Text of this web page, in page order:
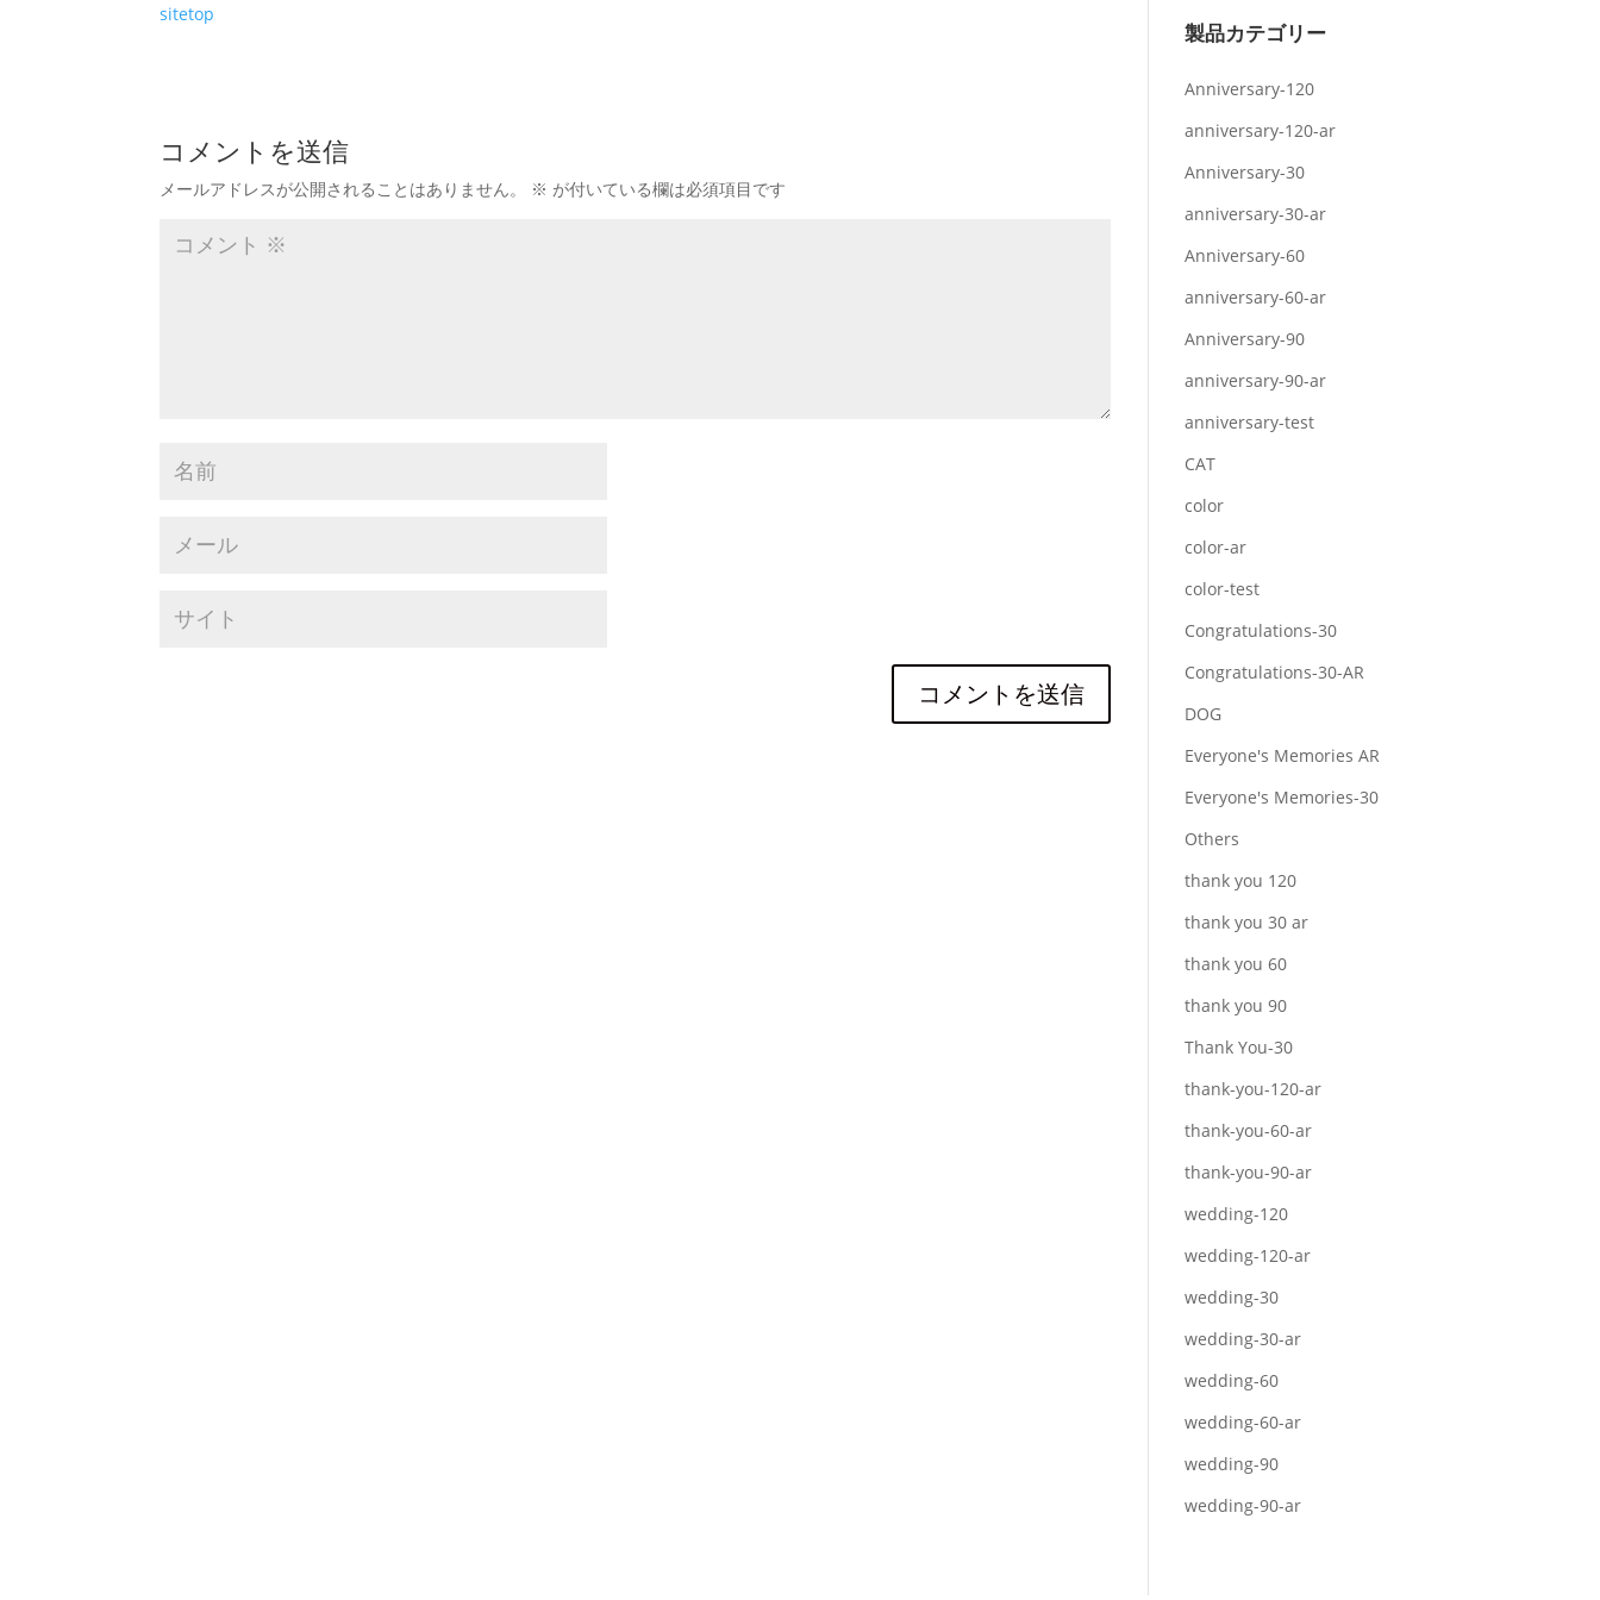
sitetop
コメントを送信
メールアドレスが公開されることはありません。 ※ が付いている欄は必須項目です
製品カテゴリー
Anniversary-120
anniversary-120-ar
Anniversary-30
anniversary-30-ar
Anniversary-60
anniversary-60-ar
Anniversary-90
anniversary-90-ar
anniversary-test
CAT
color
color-ar
color-test
Congratulations-30
Congratulations-30-AR
DOG
Everyone's Memories AR
Everyone's Memories-30
Others
thank you 120
thank you 30 ar
thank you 60
thank you 90
Thank You-30
thank-you-120-ar
thank-you-60-ar
thank-you-90-ar
wedding-120
wedding-120-ar
wedding-30
wedding-30-ar
wedding-60
wedding-60-ar
wedding-90
wedding-90-ar